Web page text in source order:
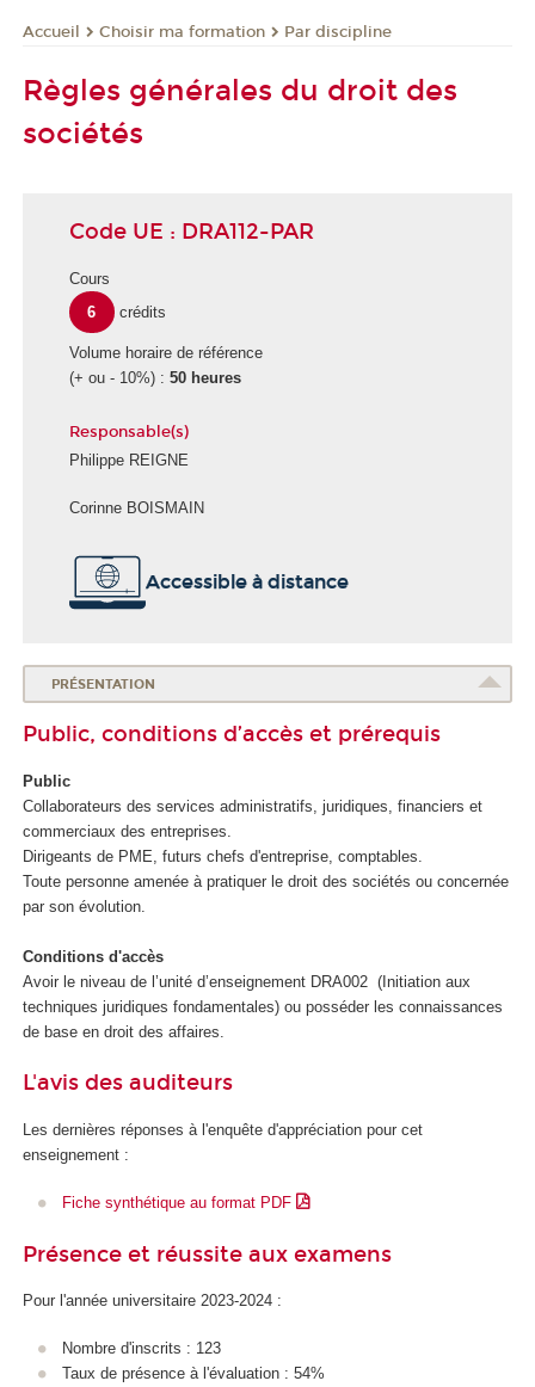
Accueil Choisir ma formation Par discipline
Règles générales du droit des
sociétés
Code UE : DRA112-PAR
Cours
6
crédits
Volume horaire de référence
(+ ou - 10%) : 50 heures
Responsable(s)
Philippe REIGNE
Corinne BOISMAIN
Accessible à distance
PRÉSENTATION
Public, conditions d’accès et prérequis
Public
Collaborateurs des services administratifs, juridiques, financiers et
commerciaux des entreprises.
Dirigeants de PME, futurs chefs d'entreprise, comptables.
Toute personne amenée à pratiquer le droit des sociétés ou concernée
par son évolution.
Conditions d'accès
Avoir le niveau de l’unité d’enseignement DRA002 (Initiation aux
techniques juridiques fondamentales) ou posséder les connaissances
de base en droit des affaires.
L'avis des auditeurs
Les dernières réponses à l'enquête d'appréciation pour cet
enseignement :
Fiche synthétique au format PDF
Présence et réussite aux examens
Pour l'année universitaire 2023-2024 :
Nombre d'inscrits : 123
Taux de présence à l'évaluation : 54%